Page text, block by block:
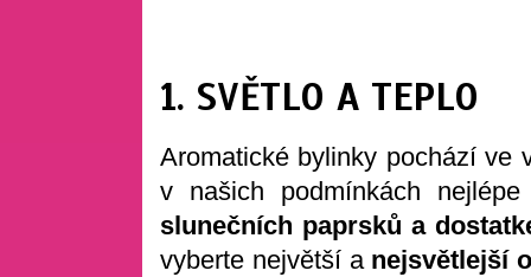
1. SVĚTLO A TEPLO
Aromatické bylinky pochází ve
v našich podmínkách
slunečních paprsků a
vyberte největší a nejsvětlejší